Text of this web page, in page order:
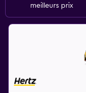
meilleurs prix